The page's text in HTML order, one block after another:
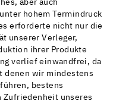
aber auch
hohem Termindruck
erforderte nicht nur die
unserer Verleger,
ihrer Produkte
verlief einwandfrei, da
denen wir mindestens
bestens
Zufriedenheit unseres